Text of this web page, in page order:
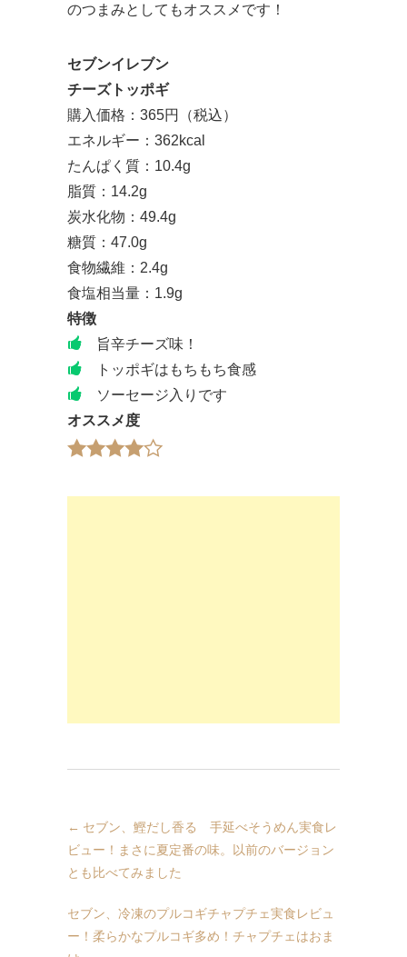
のつまみとしてもオススメです！
セブンイレブン
チーズトッポギ
購入価格：365円（税込）
エネルギー：362kcal
たんぱく質：10.4g
脂質：14.2g
炭水化物：49.4g
糖質：47.0g
食物繊維：2.4g
食塩相当量：1.9g
特徴
旨辛チーズ味！
トッポギはもちもち食感
ソーセージ入りです
オススメ度
← セブン、鰹だし香る 手延べそうめん実食レ
ビュー！まさに夏定番の味。以前のバージョン
とも比べてみました
セブン、冷凍のプルコギチャプチェ実食レビュ
ー！柔らかなプルコギ多め！チャプチェはおま